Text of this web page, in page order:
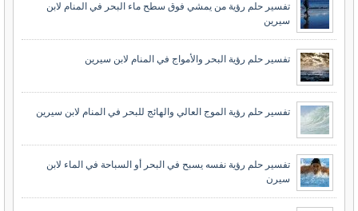
تفسير حلم رؤية من يمشي فوق سطح ماء البحر في المنام لابن
سيرين
تفسير حلم رؤية البحر والأمواج في المنام لابن سيرين
تفسير حلم رؤية الموج العالي والهائج للبحر في المنام لابن سيرين
تفسير حلم رؤية نفسه يسبح في البحر أو السباحة في الماء لابن
سيرن